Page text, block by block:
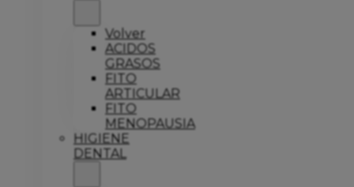
Volver
ACIDOS
GRASOS
FITO
ARTICULAR
FITO
MENOPAUSIA
HIGIENE
DENTAL